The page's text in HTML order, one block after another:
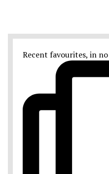
Recent favourites, in